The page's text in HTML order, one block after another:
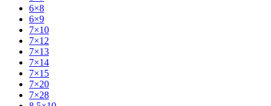
6×8
6×9
7×10
7×12
7×13
7×14
7×15
7×20
7×28